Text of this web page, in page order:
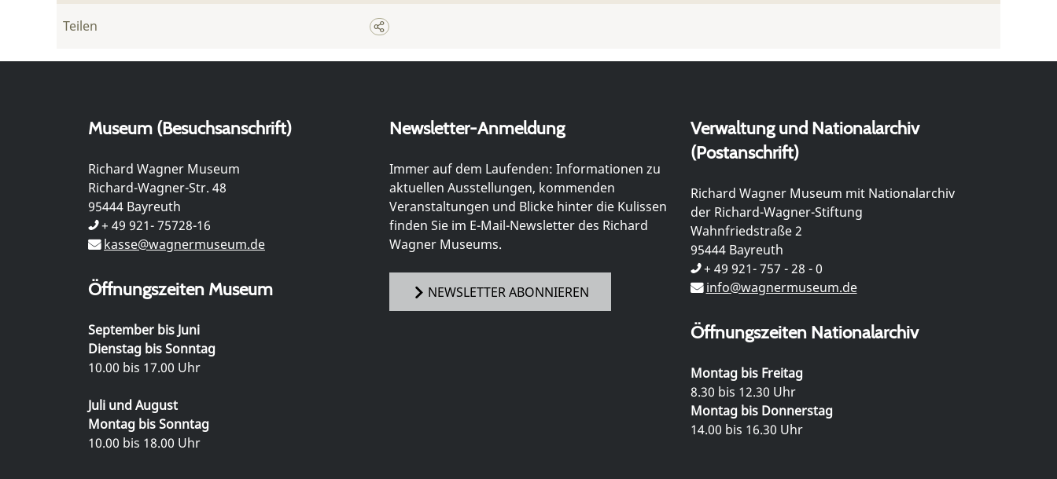
Teilen
Museum (Besuchsanschrift)
Richard Wagner Museum
Richard-Wagner-Str. 48
95444 Bayreuth
+ 49 921- 75728-16
kasse@wagnermuseum.de
Öffnungszeiten Museum
September bis Juni
Dienstag bis Sonntag
10.00 bis 17.00 Uhr
Juli und August
Montag bis Sonntag
10.00 bis 18.00 Uhr
Newsletter-Anmeldung
Immer auf dem Laufenden: Informationen zu
aktuellen Ausstellungen, kommenden
Veranstaltungen und Blicke hinter die Kulissen
finden Sie im E-Mail-Newsletter des Richard
Wagner Museums.
NEWSLETTER ABONNIEREN
Verwaltung und Nationalarchiv
(Postanschrift)
Richard Wagner Museum mit Nationalarchiv
der Richard-Wagner-Stiftung
Wahnfriedstraße 2
95444 Bayreuth
+ 49 921- 757 - 28 - 0
info@wagnermuseum.de
Öffnungszeiten Nationalarchiv
Montag bis Freitag
8.30 bis 12.30 Uhr
Montag bis Donnerstag
14.00 bis 16.30 Uhr